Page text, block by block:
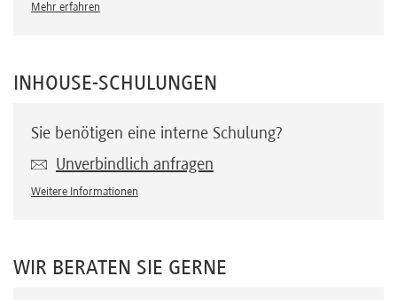
Mehr erfahren
INHOUSE-SCHULUNGEN
Sie benötigen eine interne Schulung?
Unverbindlich anfragen
Weitere Informationen
WIR BERATEN SIE GERNE